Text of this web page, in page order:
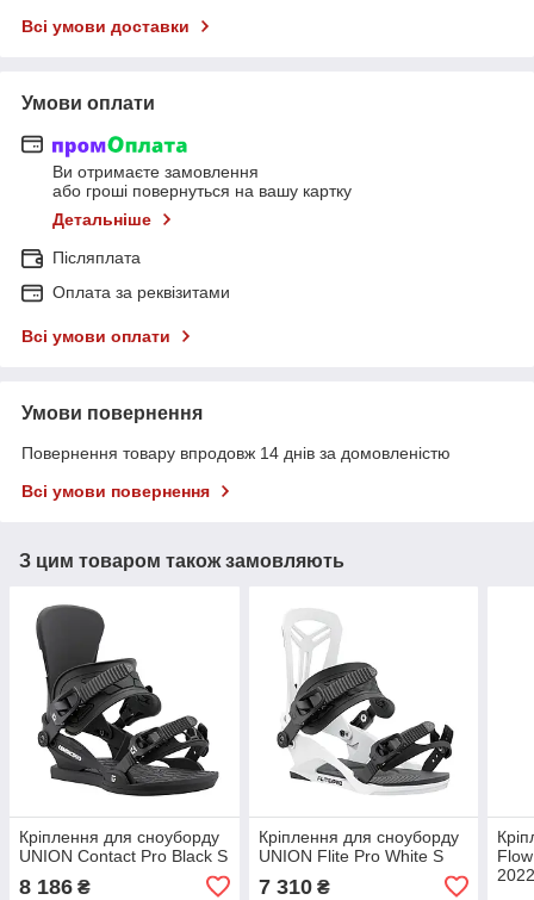
Всі умови доставки
Умови оплати
Ви отримаєте замовлення
або гроші повернуться на вашу картку
Детальніше
Післяплата
Оплата за реквізитами
Всі умови оплати
Умови повернення
Повернення товару впродовж 14 днів за домовленістю
Всі умови повернення
З цим товаром також замовляють
Кріплення для сноуборду
UNION Contact Pro Black S
8 186 ₴
Кріплення для сноуборду
UNION Flite Pro White S
7 310₴